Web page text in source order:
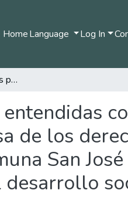
HomeLanguage Log In
Influencia de las acciones populares, entendidas como mecanismos jurídicos y constitucionales en defensa de los derechos colectivos, interpuestas por los líderes de la comuna San José de la ciudad de Manizales, periodo 2002-2007, en el desarrollo social de la misma
de los
San